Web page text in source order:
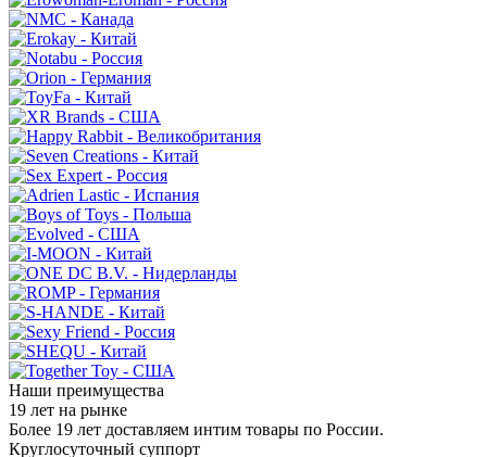
Наши преимущества
19 лет на рынке
Более 19 лет доставляем интим товары по России.
Круглосуточный суппорт